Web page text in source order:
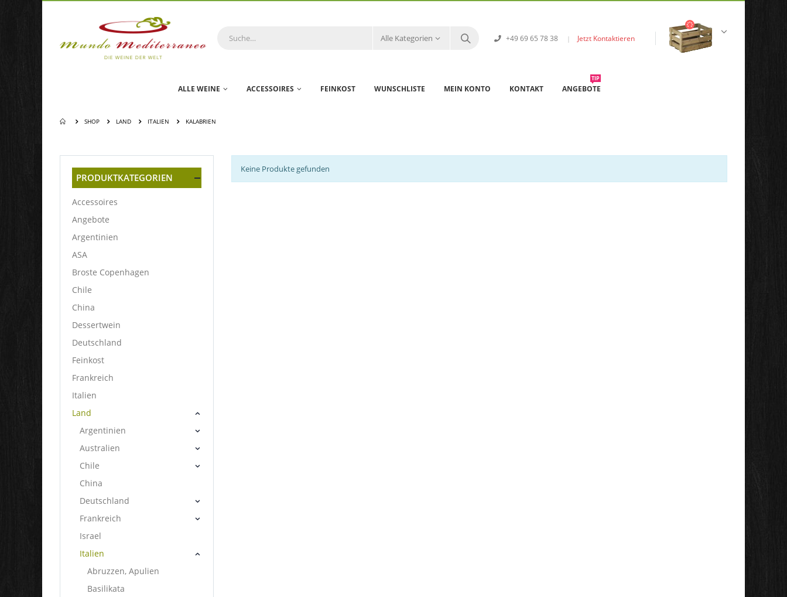
Alle Kategorien +49 69 65 78 38 | Jetzt Kontaktieren
ALLE WEINE ACCESSOIRES FEINKOST WUNSCHLISTE MEIN KONTO KONTAKT ANGEBOTE
TIP
SHOP LAND ITALIEN KALABRIEN
Keine Produkte gefunden
PRODUKTKATEGORIEN
Accessoires
Angebote
Argentinien
ASA
Broste Copenhagen
Chile
China
Dessertwein
Deutschland
Feinkost
Frankreich
Italien
Land
Argentinien
Australien
Chile
China
Deutschland
Frankreich
Israel
Italien
Abruzzen, Apulien
Basilikata